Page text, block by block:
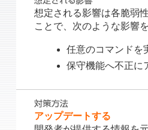
想定される影響は各脆弱
ことで、次のような影響
任意のコマンドを
保守機能へ不正に
アップデートする